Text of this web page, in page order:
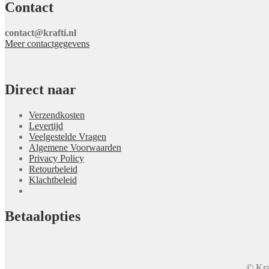
Contact
contact@krafti.nl
Meer contactgegevens
Direct naar
Verzendkosten
Levertijd
Veelgestelde Vragen
Algemene Voorwaarden
Privacy Policy
Retourbeleid
Klachtbeleid
Betaalopties